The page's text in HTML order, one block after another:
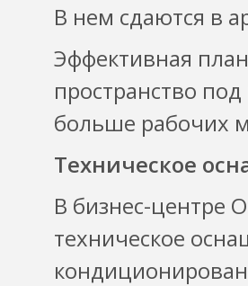
В нем сдаются в
Эффективная
пространство
больше рабочих
Техническое
В бизнес-центре
техническое